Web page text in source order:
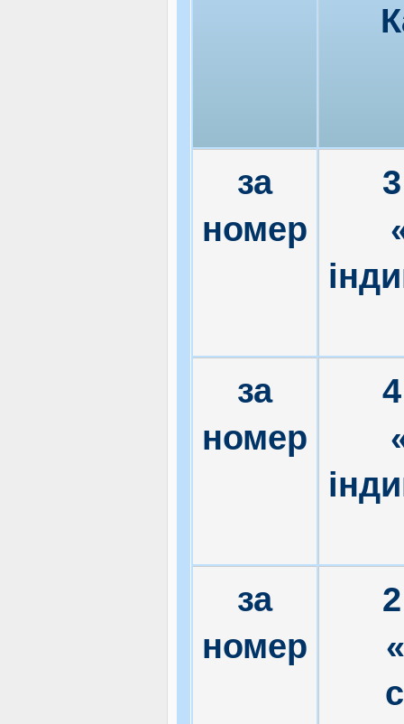
за
номер
за
номер
за
номер